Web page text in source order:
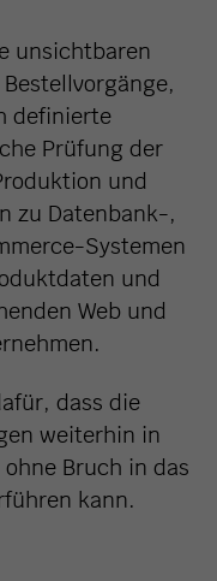
unsichtbaren
definierte
Prüfung der
und
zu Datenbank-,
Systemen
und
Web und
dass die
weiterhin in
Bruch in das
kann.